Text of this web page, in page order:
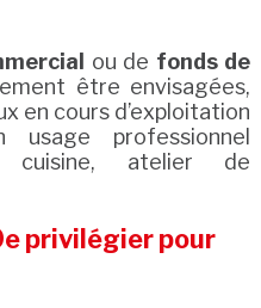
ou de fonds de
être envisagées,
en cours d’exploitation
professionnel
cuisine, atelier de
privilégier pour